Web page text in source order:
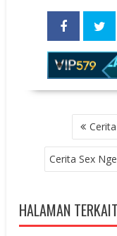
NAVIGATION
Cerita Sex
HALAMAN TERKAIT